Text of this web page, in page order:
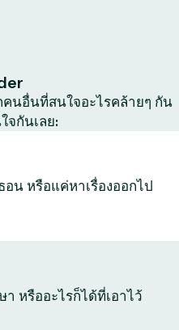
นอื่นที่สนใจอะไรคล้ายๆ กัน
จกันเลย:
น หรือแค่หาเรื่องออกไป
หรืออะไรก็ได้ที่เอาไว้